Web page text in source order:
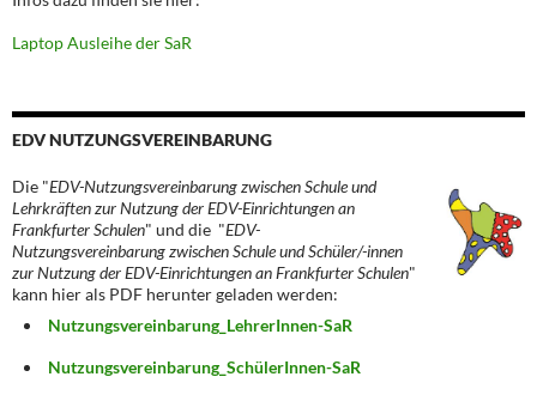
Laptop Ausleihe der SaR
EDV NUTZUNGSVEREINBARUNG
Die "EDV-Nutzungsvereinbarung zwischen Schule und
Lehrkräften zur Nutzung der EDV-Einrichtungen an
Frankfurter Schulen" und die "EDV-
Nutzungsvereinbarung zwischen Schule und Schüler/-innen
zur Nutzung der EDV-Einrichtungen an Frankfurter Schulen"
kann hier als PDF herunter geladen werden:
Nutzungsvereinbarung_LehrerInnen-SaR
Nutzungsvereinbarung_SchülerInnen-SaR